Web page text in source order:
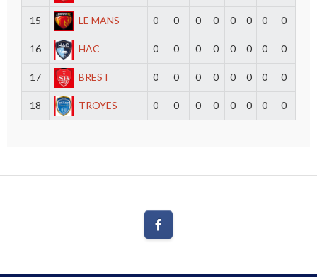
15 LE MANS 0 0 0 0 0 0 0 0
16 HAC 0 0 0 0 0 0 0 0
17 BREST 0 0 0 0 0 0 0 0
18 TROYES 0 0 0 0 0 0 0 0